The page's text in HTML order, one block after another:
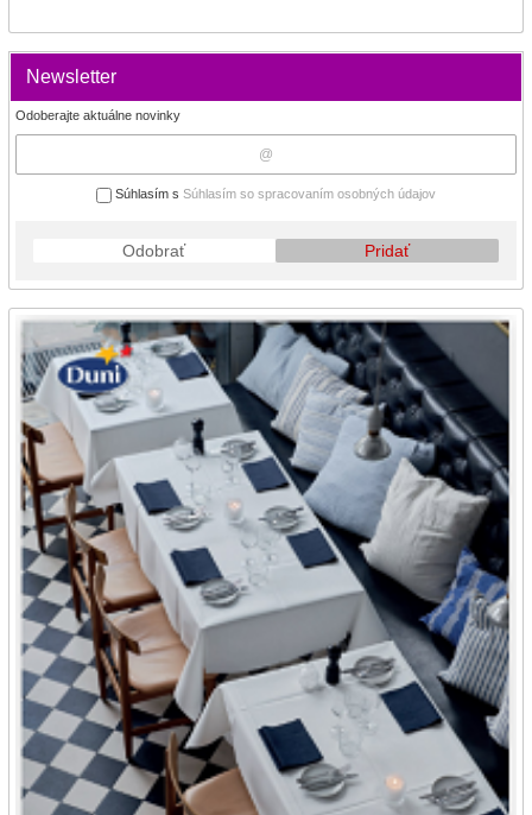
Newsletter
Odoberajte aktuálne novinky
Súhlasím s Súhlasím so spracovaním osobných údajov
Odobrať Pridať